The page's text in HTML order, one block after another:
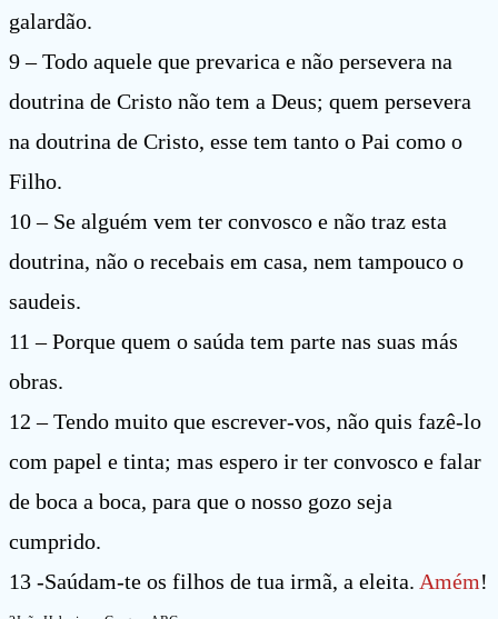
galardão.
9 – Todo aquele que prevarica e não persevera na
doutrina de Cristo não tem a Deus; quem persevera
na doutrina de Cristo, esse tem tanto o Pai como o
Filho.
10 – Se alguém vem ter convosco e não traz esta
doutrina, não o recebais em casa, nem tampouco o
saudeis.
11 – Porque quem o saúda tem parte nas suas más
obras.
12 – Tendo muito que escrever-vos, não quis fazê-lo
com papel e tinta; mas espero ir ter convosco e falar
de boca a boca, para que o nosso gozo seja
cumprido.
13 -Saúdam-te os filhos de tua irmã, a eleita. Amém!